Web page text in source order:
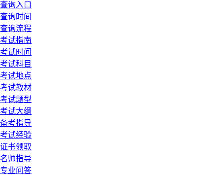
查询入口
查询时间
查询流程
考试指南
考试时间
考试科目
考试地点
考试教材
考试题型
考试大纲
备考指导
考试经验
证书领取
名师指导
专业问答